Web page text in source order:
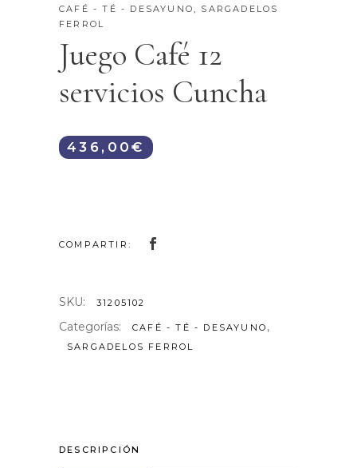
CAFÉ - TÉ - DESAYUNO, SARGADELOS
FERROL
Juego Café 12
servicios Cuncha
436,00€
COMPARTIR:
SKU: 31205102
Categorías: CAFÉ - TÉ - DESAYUNO ,
SARGADELOS FERROL
DESCRIPCIÓN